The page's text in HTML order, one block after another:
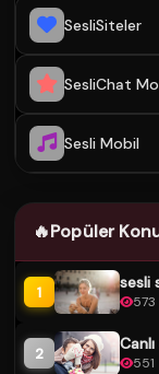
SesliSiteler
SesliChat
Sesli Mobil
🔥Popüler
1 sesli
573
2
551